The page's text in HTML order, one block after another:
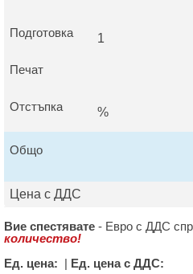
Подготовка
1
Печат
Отстъпка %
Общо
Цена с ДДС
Вие спестявате - Евро с ДДС
количество!
Ед. цена: | Ед. цена с ДДС: